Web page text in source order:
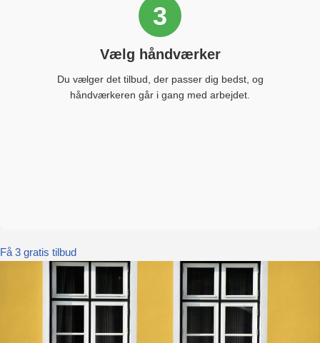
3
Vælg håndværker
Du vælger det tilbud, der passer dig bedst, og
håndværkeren går i gang med arbejdet.
Få 3 gratis tilbud